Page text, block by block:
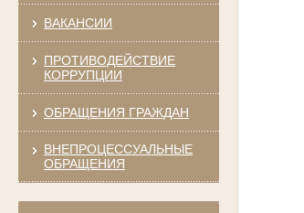
ВАКАНСИИ
ПРОТИВОДЕЙСТВИЕ
КОРРУПЦИИ
ОБРАЩЕНИЯ ГРАЖДАН
ВНЕПРОЦЕССУАЛЬНЫЕ
ОБРАЩЕНИЯ